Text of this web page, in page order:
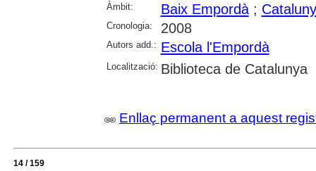
Àmbit:
Baix Empordà;
Cronologia: 2008
Autors add.: Escola l'Empordà
Localització: Biblioteca de Catalunya
Enllaç permanent a aquest
14 / 159